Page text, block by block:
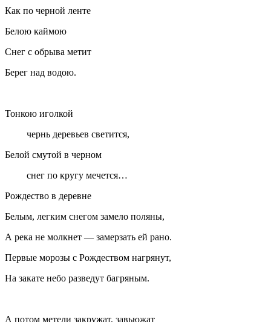
Как по черной ленте
Белою каймою
Снег с обрыва метит
Берег над водою.
Тонкою иголкой
чернь деревьев светится,
Белой смутой в черном
снег по кругу мечется…
Рождество в деревне
Белым, легким снегом замело поляны,
А река не молкнет — замерзать ей рано.
Первые морозы с Рождеством нагрянут,
На закате небо разведут багряным.
А потом метели закружат, завьюжат